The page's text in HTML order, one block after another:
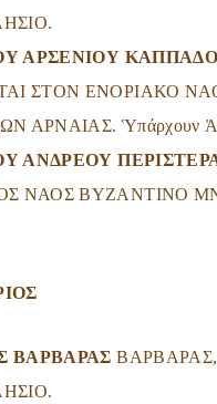
ΑΡΣΕΝΙΟΥ
ΣΤΟΝ ΕΝΟΡΙΑΚΟ
ΑΡΝΑΙΑΣ. Ὑπάρχουν
ΑΝΔΡΕΟΥ
ΝΑΟΣ ΒΥΖΑΝΤΙΝΟ
ΒΑΡΒΑΡΑΣ ΒΑΡΒΑΡΑΣ,